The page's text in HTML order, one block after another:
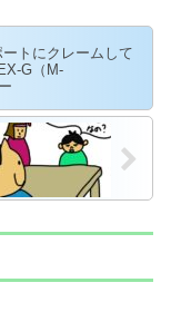
トにクレームして
G（M-